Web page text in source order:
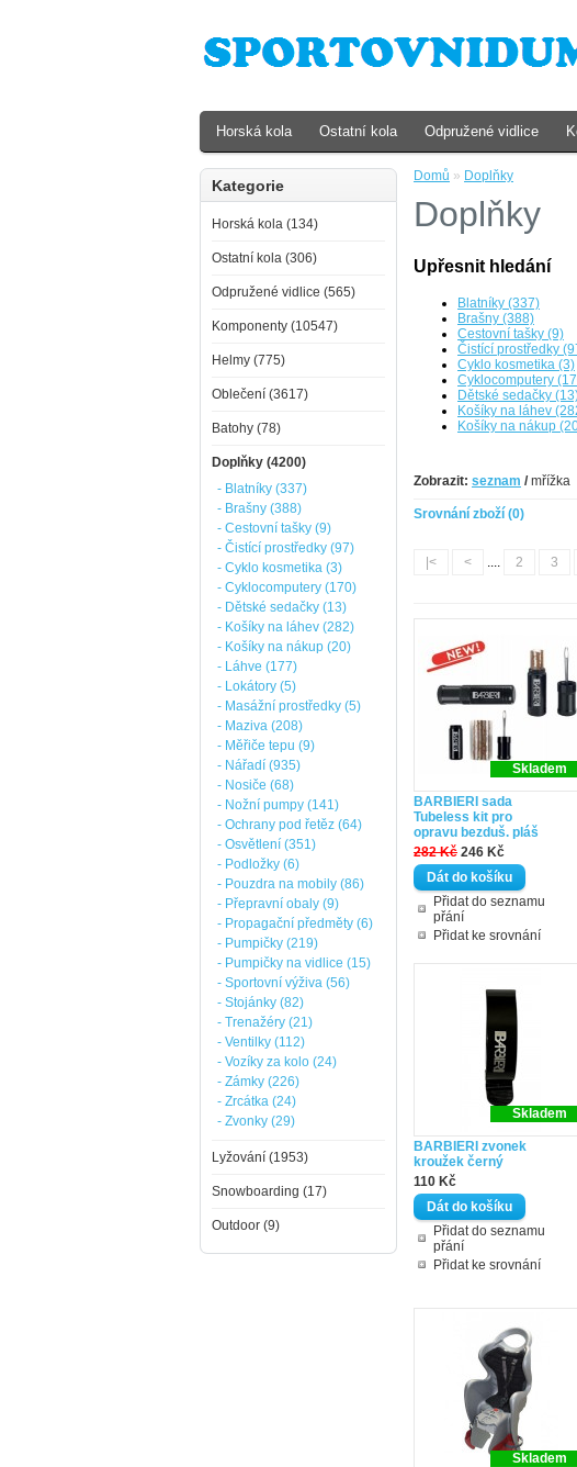
Domů » Doplňky
Doplňky
Upřesnit hledání
Blatníky (337)
Brašny (388)
Cestovní tašky (9)
Čistící prostředky
Cyklo kosmetika (3)
Cyklocomputery
Dětské sedačky
Košíky na láhev
Košíky na nákup
Zobrazit: seznam /mřížka
Srovnání zboží (0)
|< < .... 2 3
Skladem
BARBIERI sada
Tubeless kit pro
opravu bezduš. pláš
282 Kč 246 Kč
Přidat do seznamu
přání
Přidat ke srovnání
Skladem
BARBIERI zvonek
kroužek černý
110 Kč
Přidat do seznamu
přání
Přidat ke srovnání
Skladem
Kategorie
Horská kola (134)
Ostatní kola (306)
Odpružené vidlice (565)
Komponenty (10547)
Helmy (775)
Oblečení (3617)
Batohy (78)
Doplňky (4200)
- Blatníky (337)
- Brašny (388)
- Cestovní tašky (9)
- Čistící prostředky (97)
- Cyklo kosmetika (3)
- Cyklocomputery (170)
- Dětské sedačky (13)
- Košíky na láhev (282)
- Košíky na nákup (20)
- Láhve (177)
- Lokátory (5)
- Masážní prostředky (5)
- Maziva (208)
- Měřiče tepu (9)
- Nářadí (935)
- Nosiče (68)
- Nožní pumpy (141)
- Ochrany pod řetěz (64)
- Osvětlení (351)
- Podložky (6)
- Pouzdra na mobily (86)
- Přepravní obaly (9)
- Propagační předměty (6)
- Pumpičky (219)
- Pumpičky na vidlice (15)
- Sportovní výživa (56)
- Stojánky (82)
- Trenažéry (21)
- Ventilky (112)
- Vozíky za kolo (24)
- Zámky (226)
- Zrcátka (24)
- Zvonky (29)
Lyžování (1953)
Snowboarding (17)
Outdoor (9)
Horská kola Ostatní kola Odpružené vidlice